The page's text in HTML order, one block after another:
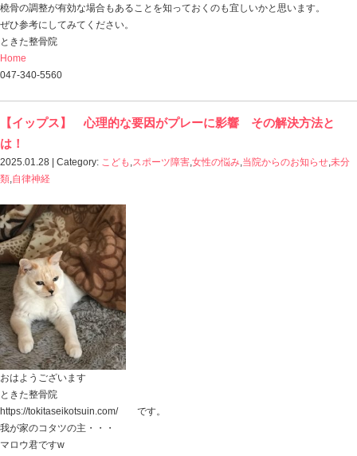
マラソンなどの長距離選手の膝に問題が出る場合、
原因となることは
２つ
そういった場合が多かったりします。
その2つを解決すると
膝の痛みが軽くなり、走ることの機能性も上がってきま
「念願のフルマラソン、完走できました！」
「膝が痛まず走りきることができました！」
などの嬉しいご報告も頂いております。
長距離選手の膝の痛みは
膝の状態をケアしたり
走り方？ 筋力不足？ シューズの問題？
とか、憶測するより
どうして膝にストレスが掛かるような走りになっている
カチッと見定めて排除していく
コレが効率よい回復の方法になったりします。
ぜひ参考にしてみてください。
ときた整骨院
https://tokitaseikotsuin.com/